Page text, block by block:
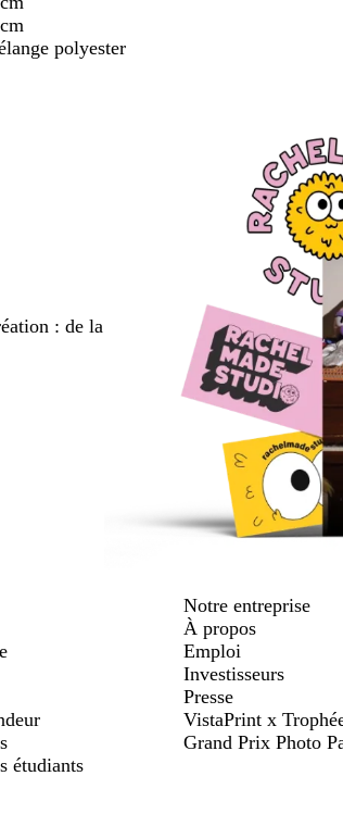
polyester
: de la
étudiants
Notre entreprise
À propos
Emploi
Investisseurs
Presse
VistaPrint x
Grand Prix Photo